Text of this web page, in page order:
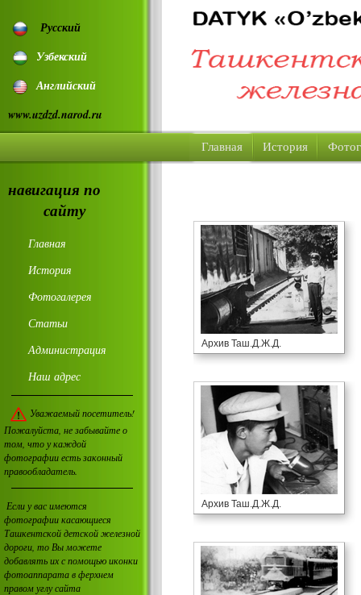
Русский
Узбекский
Английский
www.uzdzd.narod.ru
Главная История
навигация по
сайту
Главная
История
Фотогалерея
Статьи
Администрация
Наш адрес
Уважаемый посетитель!
Пожалуйста, не забывайте о
том, что у каждой
фотографии есть законный
правообладатель.
Если у вас имеются
фотографии касающиеся
Ташкентской детской железной
дороги, то Вы можете
добавлять их с помощью иконки
фотоаппарата в ферхнем
правом углу сайта
Архив Таш.Д.Ж.Д.
Архив Таш.Д.Ж.Д.